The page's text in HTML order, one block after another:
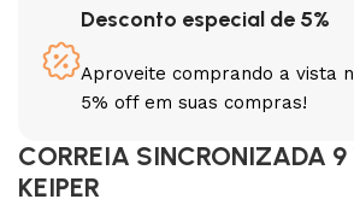
Desconto especial de 5%
Aproveite comprando a vista
5% off em suas compras!
CORREIA SINCRONIZADA
KEIPER